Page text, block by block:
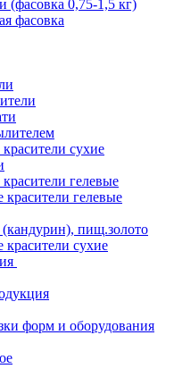
(фасовка 0,75-1,5 кг)
фасовка
сухие
гелевые
гелевые
пищ.золото
сухие
форм и оборудования